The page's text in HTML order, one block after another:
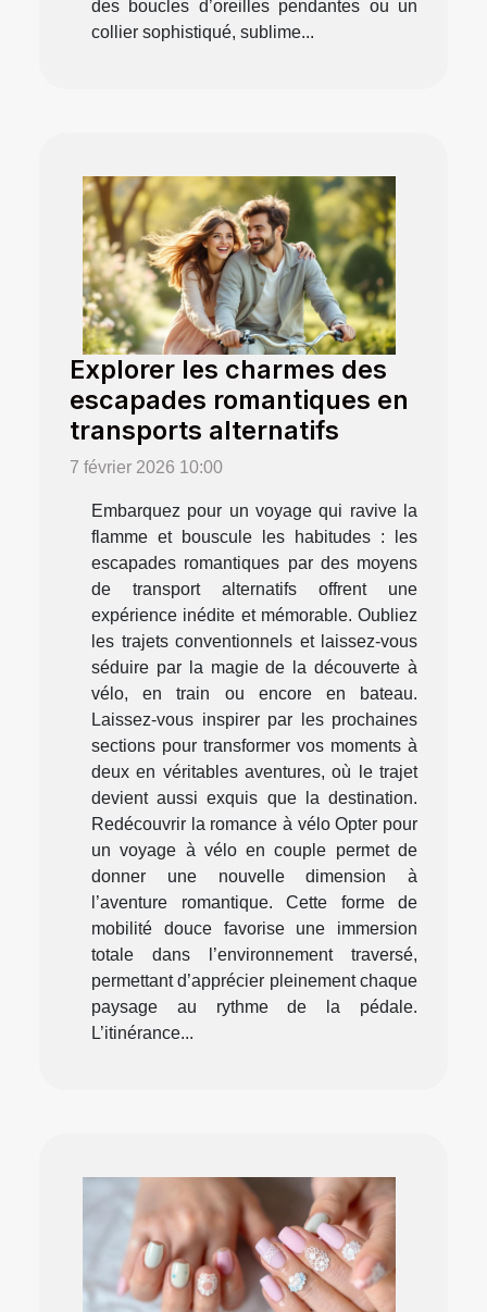
des boucles d’oreilles pendantes ou un
collier sophistiqué, sublime...
Explorer les charmes des
escapades romantiques en
transports alternatifs
7 février 2026 10:00
Embarquez pour un voyage qui ravive la
flamme et bouscule les habitudes : les
escapades romantiques par des moyens
de transport alternatifs offrent une
expérience inédite et mémorable. Oubliez
les trajets conventionnels et laissez-vous
séduire par la magie de la découverte à
vélo, en train ou encore en bateau.
Laissez-vous inspirer par les prochaines
sections pour transformer vos moments à
deux en véritables aventures, où le trajet
devient aussi exquis que la destination.
Redécouvrir la romance à vélo Opter pour
un voyage à vélo en couple permet de
donner une nouvelle dimension à
l’aventure romantique. Cette forme de
mobilité douce favorise une immersion
totale dans l’environnement traversé,
permettant d’apprécier pleinement chaque
paysage au rythme de la pédale.
L’itinérance...